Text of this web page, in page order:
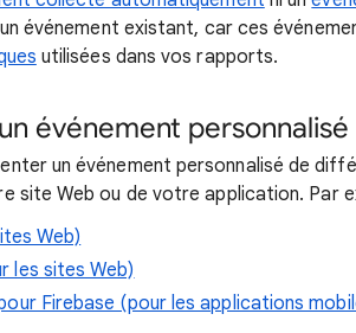
événement existant, car ces
utilisées dans vos rapports.
événement personnalisé
un événement personnalisé de
site Web ou de votre application. Par
Web)
les sites Web)
Firebase (pour les applications